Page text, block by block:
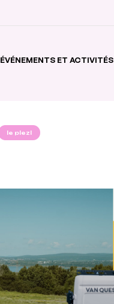
ÉVÉNEMENTS ET ACTIVITÉS
le plezl